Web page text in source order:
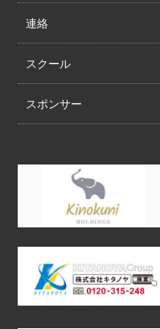
連絡
スクール
スポンサー